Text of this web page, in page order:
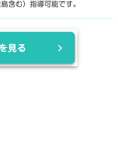
含む）指導可能です。
見る